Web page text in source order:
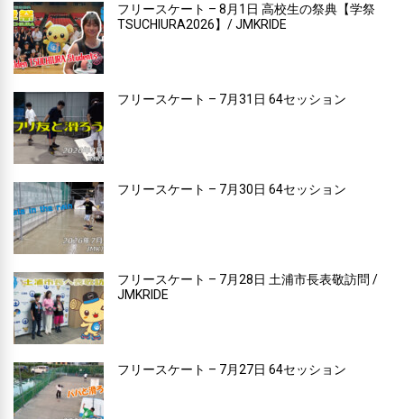
フリースケート – 8月1日 高校生の祭典【学祭
TSUCHIURA2026】/ JMKRIDE
フリースケート – 7月31日 64セッション
フリースケート – 7月30日 64セッション
フリースケート – 7月28日 土浦市長表敬訪問 /
JMKRIDE
フリースケート – 7月27日 64セッション